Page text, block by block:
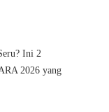
Ini 2
2026 yang